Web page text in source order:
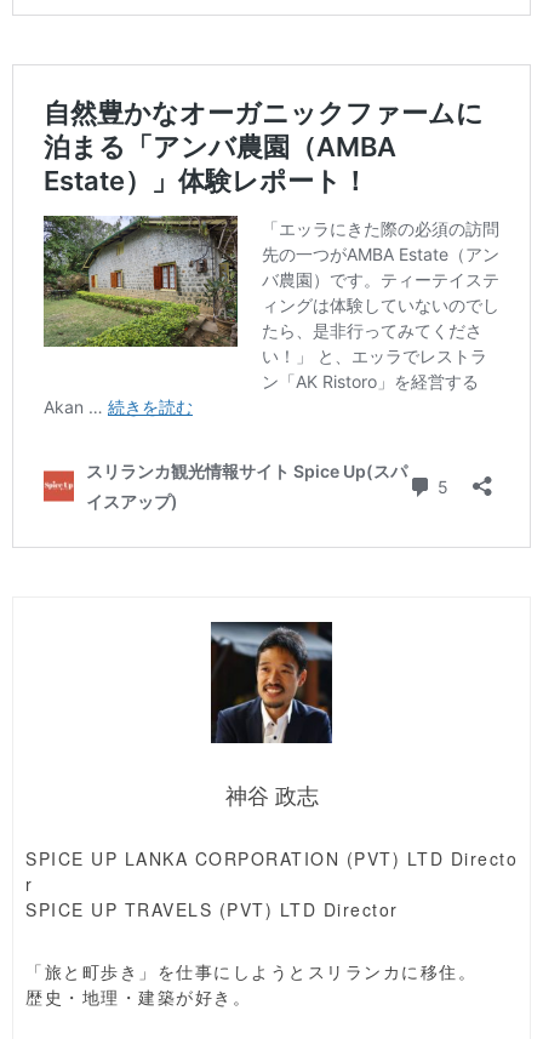
神谷 政志
SPICE UP LANKA CORPORATION (PVT) LTD Directo
r
SPICE UP TRAVELS (PVT) LTD Director
「旅と町歩き」を仕事にしようとスリランカに移住。
歴史・地理・建築が好き。